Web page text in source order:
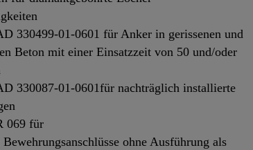
330499-01-0601 für Anker in gerissenen und
Beton mit einer Einsatzzeit von 50 und/oder
330087-01-0601für nachträglich installierte
069 für
ohne Ausführung als